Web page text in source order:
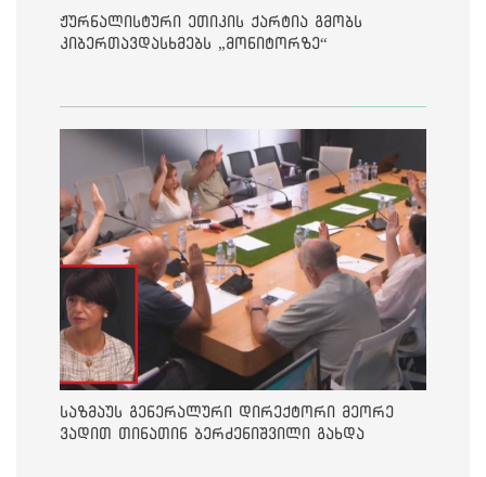
ჟურნალისტური ეთიკის ქარტია გმობს
კიბერთავდასხმებს „მონიტორზე“
საზმაუს გენერალური დირექტორი მეორე
ვადით თინათინ ბერძენიშვილი გახდა